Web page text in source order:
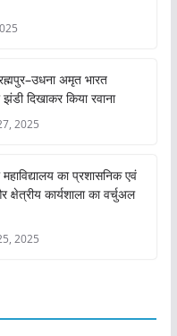
अमृत भारत
दिखाकर किया रवाना
2025
महाविद्यालय का प्रशासनिक एवं
कार्यशाला का वर्चुअल
2025